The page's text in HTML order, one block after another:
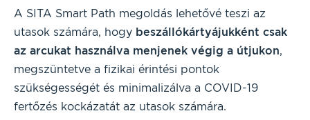
A SITA Smart Path megoldás lehetővé teszi az
utasok számára, hogy beszállókártyájukként csak
az arcukat használva menjenek végig a útjukon,
megszüntetve a fizikai érintési pontok
szükségességét és minimalizálva a COVID-19
fertőzés kockázatát az utasok számára.